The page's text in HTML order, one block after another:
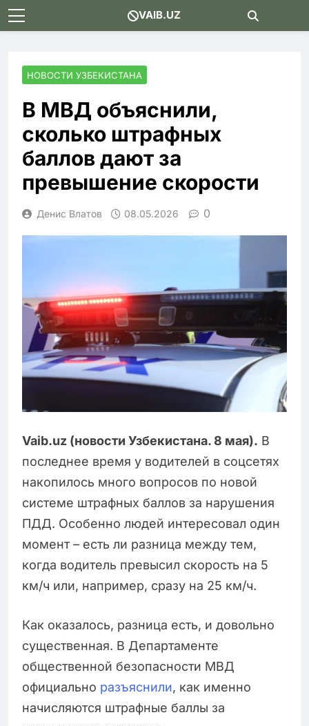
Skip
to
VAIB.UZ
НОВОСТИ УЗБЕКИСТАНА
В МВД объяснили,
сколько штрафных
баллов дают за
превышение скорости
Денис Влатов 08.05.2026 0
Vaib.uz (новости Узбекистана. 8 мая). В
последнее время у водителей в соцсетях
накопилось много вопросов по новой
системе штрафных баллов за нарушения
ПДД. Особенно людей интересовал один
момент – есть ли разница между тем,
когда водитель превысил скорость на 5
км/ч или, например, сразу на 25 км/ч.
Как оказалось, разница есть, и довольно
существенная. В Департаменте
общественной безопасности МВД
официально разъяснили, как именно
начисляются штрафные баллы за